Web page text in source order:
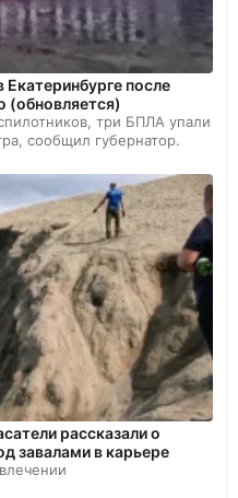
после
(обновляется)
три БПЛА упали
сообщил губернатор.
рассказали о
завалами в карьере